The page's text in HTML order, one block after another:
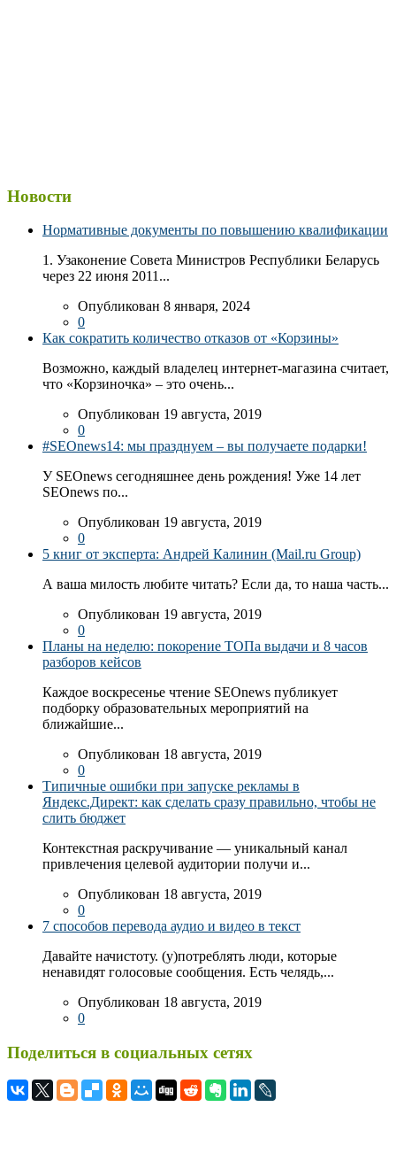
Новости
Нормативные документы по повышению квалификации
1. Узаконение Совета Министров Республики Беларусь
через 22 июня 2011...
Опубликован 8 января, 2024
0
Как сократить количество отказов от «Корзины»
Возможно, каждый владелец интернет-магазина считает,
что «Корзиночка» – это очень...
Опубликован 19 августа, 2019
0
#SEOnews14: мы празднуем – вы получаете подарки!
У SEOnews сегодняшнее день рождения! Уже 14 лет
SEOnews по...
Опубликован 19 августа, 2019
0
5 книг от эксперта: Андрей Калинин (Mail.ru Group)
А ваша милость любите читать? Если да, то наша часть...
Опубликован 19 августа, 2019
0
Планы на неделю: покорение ТОПа выдачи и 8 часов
разборов кейсов
Каждое воскресенье чтение SEOnews публикует
подборку образовательных мероприятий на
ближайшие...
Опубликован 18 августа, 2019
0
Типичные ошибки при запуске рекламы в
Яндекс.Директ: как сделать сразу правильно, чтобы не
слить бюджет
Контекстная раскручивание — уникальный канал
привлечения целевой аудитории получи и...
Опубликован 18 августа, 2019
0
7 способов перевода аудио и видео в текст
Давайте начистоту. (у)потреблять люди, которые
ненавидят голосовые сообщения. Есть челядь,...
Опубликован 18 августа, 2019
0
Поделиться в социальных сетях